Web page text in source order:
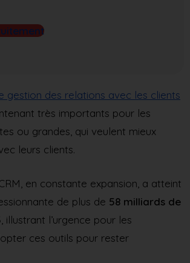
gestion des relations avec les clients
très importants pour les
ou grandes, qui veulent mieux
leurs clients.
en constante expansion, a atteint
de plus de 58 milliards de
, illustrant l’urgence pour les
ces outils pour rester